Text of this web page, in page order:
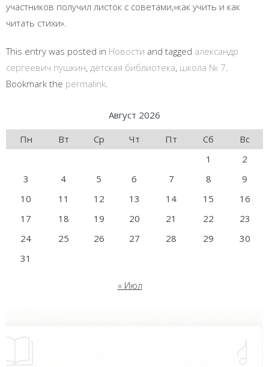
участников получил листок с советами,»как учить и как
читать стихи».
This entry was posted in Новости and tagged александр
сергеевич пушкин, детская библиотека, школа № 7.
Bookmark the permalink.
Август 2026
Пн
Вт Ср Чт Пт Сб
Вс
1
2
3
4 5 6 7 8
9
10
11 12 13 14 15
16
17
18 19 20 21 22
23
24
25 26 27 28 29
30
31
« Июл